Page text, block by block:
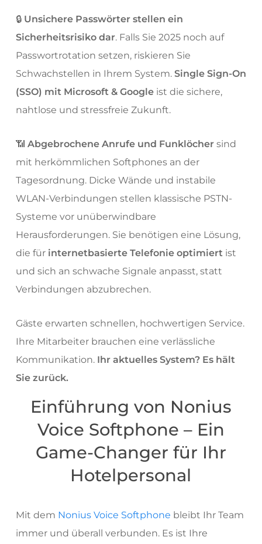
🔒 Unsichere Passwörter stellen ein
Sicherheitsrisiko dar. Falls Sie 2025 noch auf
Passwortrotation setzen, riskieren Sie
Schwachstellen in Ihrem System. Single Sign-On
(SSO) mit Microsoft & Googleist die sichere,
nahtlose und stressfreie Zukunft.
📶 Abgebrochene Anrufe und Funklöcher sind
mit herkömmlichen Softphones an der
Tagesordnung. Dicke Wände und instabile
WLAN-Verbindungen stellen klassische PSTN-
Systeme vor unüberwindbare
Herausforderungen. Sie benötigen eine Lösung,
die für internetbasierte Telefonie optimiertist
und sich an schwache Signale anpasst, statt
Verbindungen abzubrechen.
Gäste erwarten schnellen, hochwertigen Service.
Ihre Mitarbeiter brauchen eine verlässliche
Kommunikation. Ihr aktuelles System? Es hält
Sie zurück.
Einführung von Nonius
Voice Softphone – Ein
Game-Changer für Ihr
Hotelpersonal
Mit dem Nonius Voice Softphone bleibt Ihr Team
immer und überall verbunden. Es ist Ihre